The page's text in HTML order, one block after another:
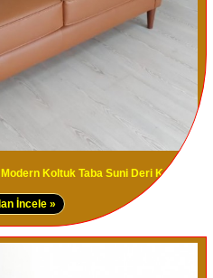
Koltuk Taba Suni Deri Kanepe
İncele »